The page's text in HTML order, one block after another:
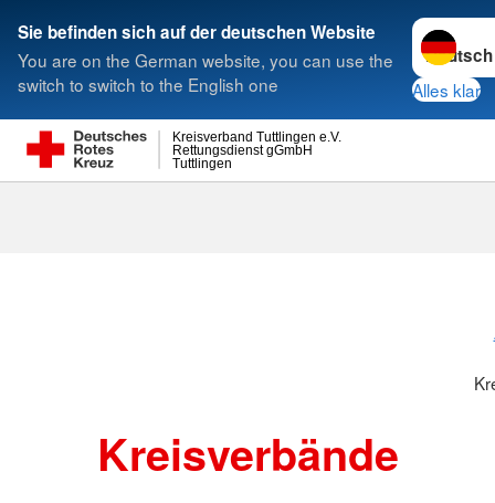
Sie befinden sich auf der deutschen Website
You are on the German website, you can use the
switch to switch to the English one
Sprache
Alles klar
Tuttlingen
Rettungsdienst gGmbH
Kreisverband Tuttlingen e.V.
Suche
Kreisverbände